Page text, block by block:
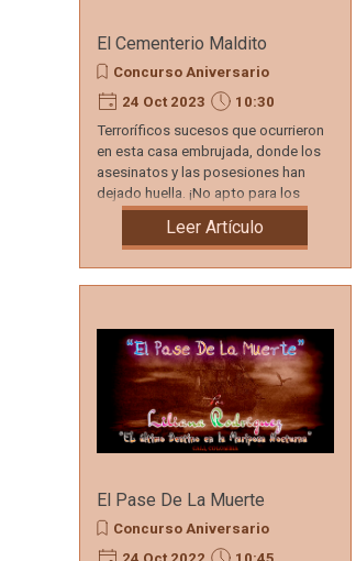
El Cementerio Maldito
Concurso Aniversario
24 Oct 2023
10:30
Terroríficos sucesos que ocurrieron
en esta casa embrujada, donde los
asesinatos y las posesiones han
dejado huella. ¡No apto para los
débiles de corazón!
Leer Artículo
El Pase De La Muerte
Concurso Aniversario